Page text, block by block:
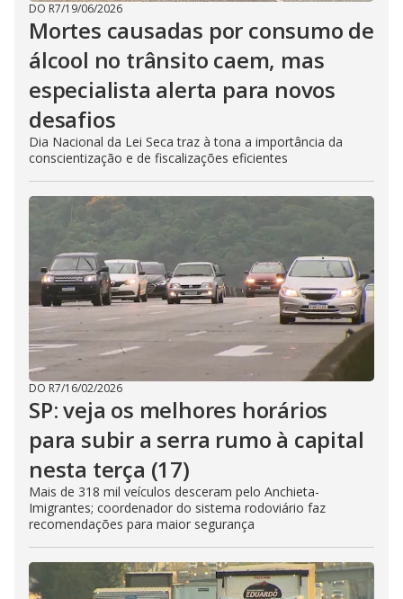
DO R7/19/06/2026
Mortes causadas por consumo de
álcool no trânsito caem, mas
especialista alerta para novos
desafios
Dia Nacional da Lei Seca traz à tona a importância da
conscientização e de fiscalizações eficientes
DO R7/16/02/2026
SP: veja os melhores horários
para subir a serra rumo à capital
nesta terça (17)
Mais de 318 mil veículos desceram pelo Anchieta-
Imigrantes; coordenador do sistema rodoviário faz
recomendações para maior segurança